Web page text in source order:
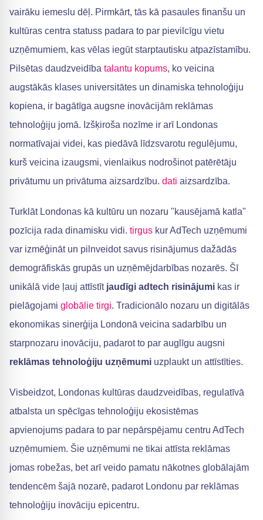
vairāku iemeslu dēļ. Pirmkārt, tās kā pasaules finanšu un
kultūras centra statuss padara to par pievilcīgu vietu
uzņēmumiem, kas vēlas iegūt starptautisku atpazīstamību.
Pilsētas daudzveidība talantu kopums, ko veicina
augstākās klases universitātes un dinamiska tehnoloģiju
kopiena, ir bagātīga augsne inovācijām reklāmas
tehnoloģiju jomā. Izšķiroša nozīme ir arī Londonas
normatīvajai videi, kas piedāvā līdzsvarotu regulējumu,
kurš veicina izaugsmi, vienlaikus nodrošinot patērētāju
privātumu un privātuma aizsardzību. dati aizsardzība.
Turklāt Londonas kā kultūru un nozaru "kausējamā katla"
pozīcija rada dinamisku vidi. tirgus kur AdTech uzņēmumi
var izmēģināt un pilnveidot savus risinājumus dažādās
demogrāfiskās grupās un uzņēmējdarbības nozarēs. Šī
unikālā vide ļauj attīstīt jaudīgi adtech risinājumi kas ir
pielāgojami globālie tirgi. Tradicionālo nozaru un digitālās
ekonomikas sinerģija Londonā veicina sadarbību un
starpnozaru inovāciju, padarot to par auglīgu augsni
reklāmas tehnoloģiju uzņēmumi uzplaukt un attīstīties.
Visbeidzot, Londonas kultūras daudzveidības, regulatīvā
atbalsta un spēcīgas tehnoloģiju ekosistēmas
apvienojums padara to par nepārspējamu centru AdTech
uzņēmumiem. Šie uzņēmumi ne tikai attīsta reklāmas
jomas robežas, bet arī veido pamatu nākotnes globālajām
tendencēm šajā nozarē, padarot Londonu par reklāmas
tehnoloģiju inovāciju epicentru.